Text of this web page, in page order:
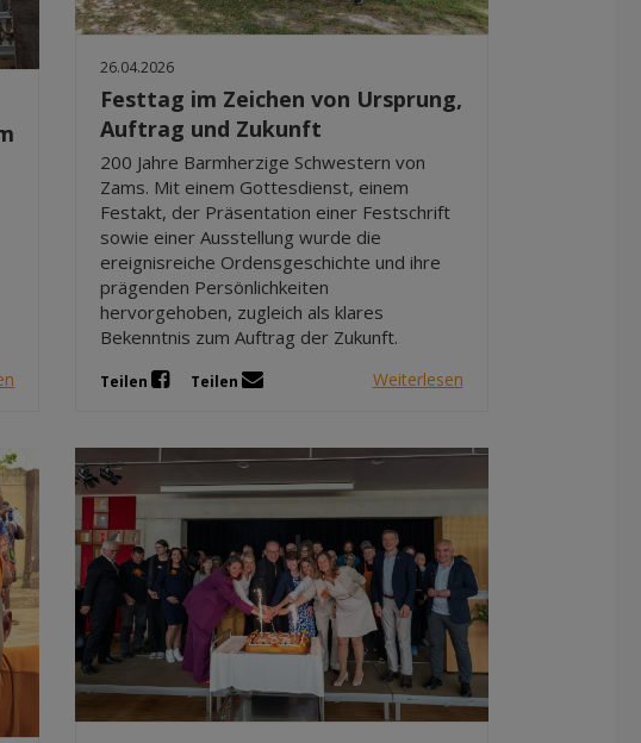
Dez 2025
Sep 2025
26.04.2026
Festtag im Zeichen von Ursprung,
Auftrag und Zukunft
200 Jahre Barmherzige Schwestern von
Zams. Mit einem Gottesdienst, einem
Festakt, der Präsentation einer Festschrift
sowie einer Ausstellung wurde die
ereignisreiche Ordensgeschichte und ihre
prägenden Persönlichkeiten
hervorgehoben, zugleich als klares
Bekenntnis zum Auftrag der Zukunft.
Teilen Teilen Weiterlesen